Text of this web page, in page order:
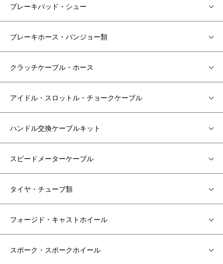
ブレーキパッド・シュー
ブレーキホース・バンジョー類
クラッチケーブル・ホース
アイドル・スロットル・チョークケーブル
ハンドル交換ケーブルキット
スピードメーターケーブル
タイヤ・チューブ類
フォージド・キャストホイール
スポーク・スポークホイール